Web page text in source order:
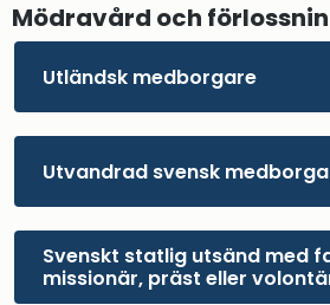
Mödravård och
Utländsk medborgare
Utvandrad svensk
Svenskt statlig utsänd med
missionär, präst eller